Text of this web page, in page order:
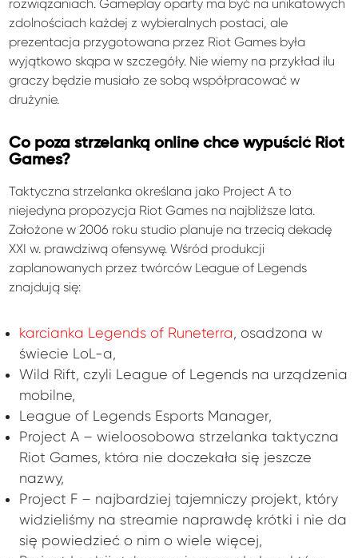
rozwiązaniach. Gameplay oparty ma być na unikatowych
zdolnościach każdej z wybieralnych postaci, ale
prezentacja przygotowana przez Riot Games była
wyjątkowo skąpa w szczegóły. Nie wiemy na przykład ilu
graczy będzie musiało ze sobą współpracować w
drużynie.
Co poza strzelanką online chce wypuścić Riot
Games?
Taktyczna strzelanka określana jako Project A to
niejedyna propozycja Riot Games na najbliższe lata.
Założone w 2006 roku studio planuje na trzecią dekadę
XXI w. prawdziwą ofensywę. Wśród produkcji
zaplanowanych przez twórców League of Legends
znajdują się:
karcianka Legends of Runeterra, osadzona w
świecie LoL-a,
Wild Rift, czyli League of Legends na urządzenia
mobilne,
League of Legends Esports Manager,
Project A – wieloosobowa strzelanka taktyczna
Riot Games, która nie doczekała się jeszcze
nazwy,
Project F – najbardziej tajemniczy projekt, który
widzieliśmy na streamie naprawdę krótki i nie da
się powiedzieć o nim o wiele więcej,